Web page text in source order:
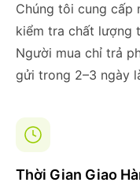
Chúng tôi cung cấp
kiểm tra chất lượng
Người mua chỉ trả
gửi trong 2–3 ngày
Thời Gian Giao